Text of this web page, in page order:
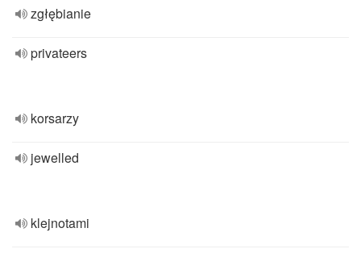
zgłębianie
privateers
korsarzy
jewelled
klejnotami